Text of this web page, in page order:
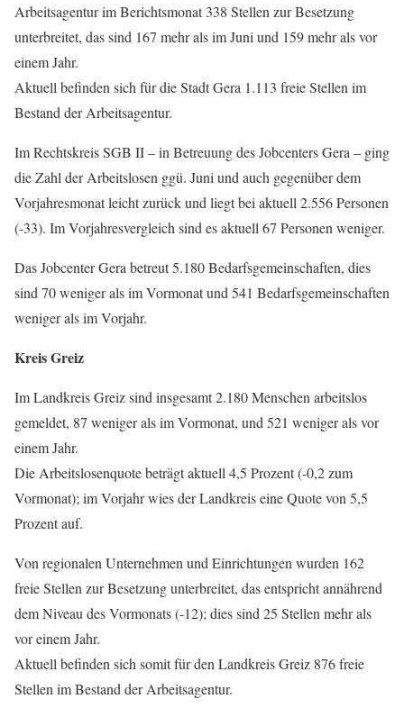
Arbeitsagentur im Berichtsmonat 338 Stellen zur Besetzung
unterbreitet, das sind 167 mehr als im Juni und 159 mehr als vor
einem Jahr.
Aktuell befinden sich für die Stadt Gera 1.113 freie Stellen im
Bestand der Arbeitsagentur.
Im Rechtskreis SGB II – in Betreuung des Jobcenters Gera – ging
die Zahl der Arbeitslosen ggü. Juni und auch gegenüber dem
Vorjahresmonat leicht zurück und liegt bei aktuell 2.556 Personen
(-33). Im Vorjahresvergleich sind es aktuell 67 Personen weniger.
Das Jobcenter Gera betreut 5.180 Bedarfsgemeinschaften, dies
sind 70 weniger als im Vormonat und 541 Bedarfsgemeinschaften
weniger als im Vorjahr.
Kreis Greiz
Im Landkreis Greiz sind insgesamt 2.180 Menschen arbeitslos
gemeldet, 87 weniger als im Vormonat, und 521 weniger als vor
einem Jahr.
Die Arbeitslosenquote beträgt aktuell 4,5 Prozent (-0,2 zum
Vormonat); im Vorjahr wies der Landkreis eine Quote von 5,5
Prozent auf.
Von regionalen Unternehmen und Einrichtungen wurden 162
freie Stellen zur Besetzung unterbreitet, das entspricht annährend
dem Niveau des Vormonats (-12); dies sind 25 Stellen mehr als
vor einem Jahr.
Aktuell befinden sich somit für den Landkreis Greiz 876 freie
Stellen im Bestand der Arbeitsagentur.